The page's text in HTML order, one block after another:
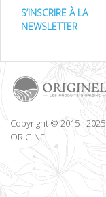
S’INSCRIRE À LA
NEWSLETTER
Copyright © 2015 - 2025
ORIGINEL